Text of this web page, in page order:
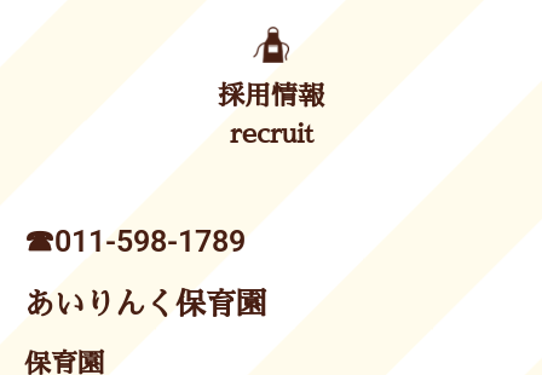
採用情報
recruit
☎︎011-598-1789
あいりんく保育園
保育園